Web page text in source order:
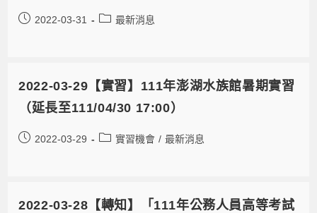
2022-03-31 最新消息
2022-03-29【實習】111年澎湖水族館暑期實習
（延長至111/04/30 17:00）
2022-03-29 實習機會 / 最新消息
2022-03-28【轉知】「111年公務人員高等考試